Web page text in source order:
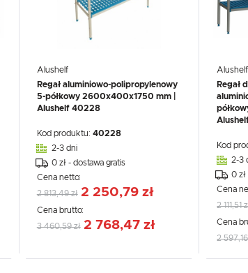
Alushelf
Regał aluminiowo-polipropylenowy
5-półkowy 2600x400x1750 mm |
Alushelf 40228
Kod produktu: 40228
2-3 dni
0 zł - dostawa gratis
Cena netto:
2 813,49 zł 2 250,79 zł
Cena brutto:
3 460,59 zł 2 768,47 zł
Alushelf
Regał
Kod
2-3
0 zł
Cena
2 111,51
Cena
2